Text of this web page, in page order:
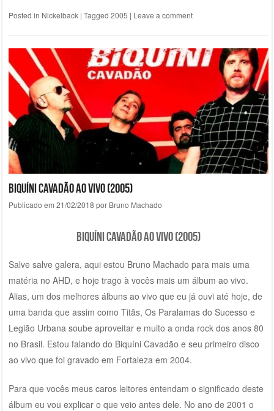
Posted in Nickelback | Tagged 2005 | Leave a comment
Biquíni Cavadão Ao Vivo (2005)
Publicado em 21/02/2018 por Bruno Machado
Biquíni Cavadão Ao Vivo (2005)
Salve salve galera, aqui estou Bruno Machado para mais uma
matéria no AHD, e hoje trago à vocês mais um álbum ao vivo.
Alias, um dos melhores álbuns ao vivo que eu já ouvi até hoje, de
uma banda que assim como Titãs, Os Paralamas do Sucesso e
Legião Urbana soube aproveitar e muito a onda rock dos anos 80
no Brasil. Estou falando do Biquíni Cavadão e seu primeiro disco
ao vivo que foi gravado em Fortaleza em 2004.
Para que vocês meus caros leitores entendam o significado deste
álbum eu vou explicar o que veio antes dele. No ano de 2001 o